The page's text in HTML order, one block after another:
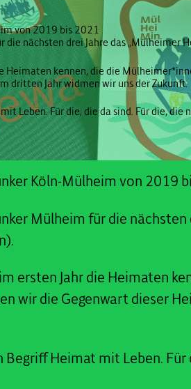
von 2019 bis 2021
nächsten drei Jahre das „Mülheimer
kennen, die die
dritten Jahr widmen wir uns der Zukunft.
Leben. Für die, die da sind. Für die, die
Köln-Mülheim von 2019
Mülheim für die nächsten
ersten Jahr die Heimaten
wir die Gegenwart dieser
Heimat mit Leben. Für